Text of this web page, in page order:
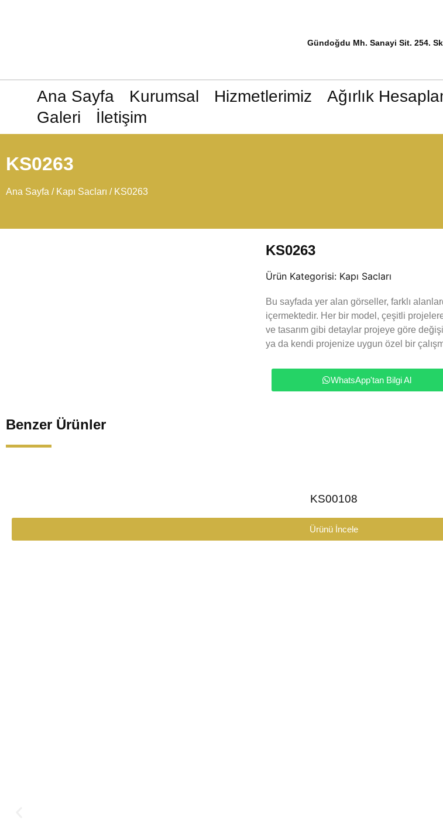
Gündoğdu Mh. Sanayi Sit. 254.
Ana Sayfa Kurumsal Hizmetlerimiz Ağırlık
Galeri
İletişim
KS0263
Ana Sayfa / Kapı Sacları / KS0263
KS0263
Ürün Kategorisi: Kapı Sacları
Bu sayfada yer alan görseller, farklı
içermektedir. Her bir model, çeşitli
ve tasarım gibi detaylar projeye göre
ya da kendi projenize uygun özel bir
WhatsApp'tan Bilgi Al
Benzer Ürünler
KS00108
Ürünü İncele